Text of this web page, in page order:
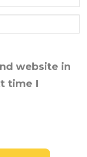
website in
time I